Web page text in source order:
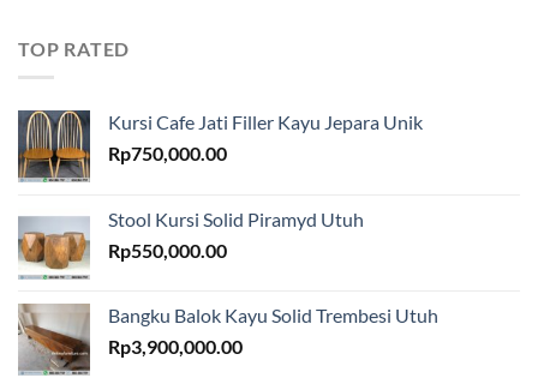
TOP RATED
Kursi Cafe Jati Filler Kayu Jepara Unik
Rp750,000.00
Stool Kursi Solid Piramyd Utuh
Rp550,000.00
Bangku Balok Kayu Solid Trembesi Utuh
Rp3,900,000.00